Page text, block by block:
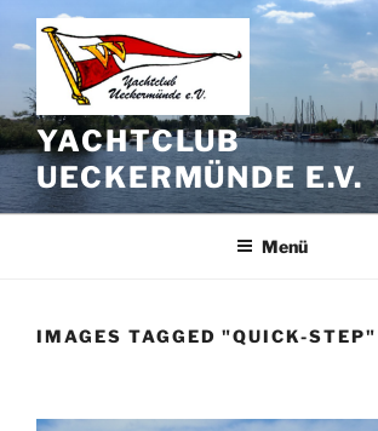
Zum
Inhalt
springen
YACHTCLUB
UECKERMÜNDE E.V.
Menü
IMAGES TAGGED "QUICK-STEP"